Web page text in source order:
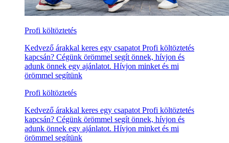
Profi költöztetés
Kedvező árakkal keres egy csapatot Profi költöztetés
kapcsán? Cégünk örömmel segít önnek, hívjon és
adunk önnek egy ajánlatot. Hívjon minket és mi
örömmel segítünk
Profi költöztetés
Kedvező árakkal keres egy csapatot Profi költöztetés
kapcsán? Cégünk örömmel segít önnek, hívjon és
adunk önnek egy ajánlatot. Hívjon minket és mi
örömmel segítünk